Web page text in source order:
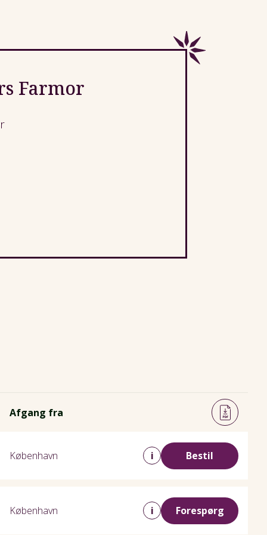
Farmor
Afgang fra
København i Bestil
København i Forespørg